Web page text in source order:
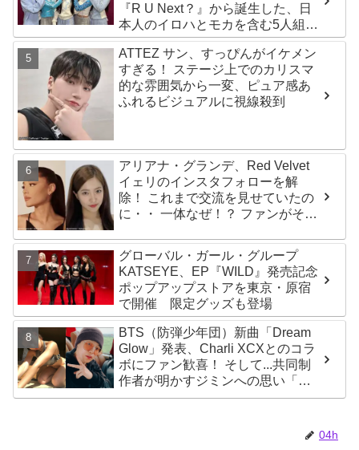
『R U Next？』から誕生した、日
本人のイロハとモカを含む5人組ガ
ールズグループ！ デビュー曲
「Magnetic」がいきなりの大ヒッ
ト
ATTEZ サン、すっぴんがイケメン
すぎる！ ステージ上でのカリスマ
的な雰囲気から一変、ピュア感あ
ふれるビジュアルに視線殺到
アリアナ・グランデ、Red Velvet
イェリのインスタフォローを解
除！ これまで交流を見せていたの
に・・ 一体なぜ！？ ファンがその
グローバル・ガール・グループ
KATSEYE、EP『WILD』発売記念
ポップアップストアを東京・原宿
で開催 限定グッズも登場
BTS（防弾少年団）新曲「Dream
Glow」発表、Charli XCXとのコラ
ボにファン歓喜！ そして...共同制
作者が明かすジミンへの思い「彼
の夢、そして彼の絶望から生まれ
04h